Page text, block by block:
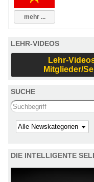
mehr ...
LEHR-VIDEOS
Lehr-
Mitglieder/
SUCHE
Search this site
Kategorie
DIE INTELLIGENTE